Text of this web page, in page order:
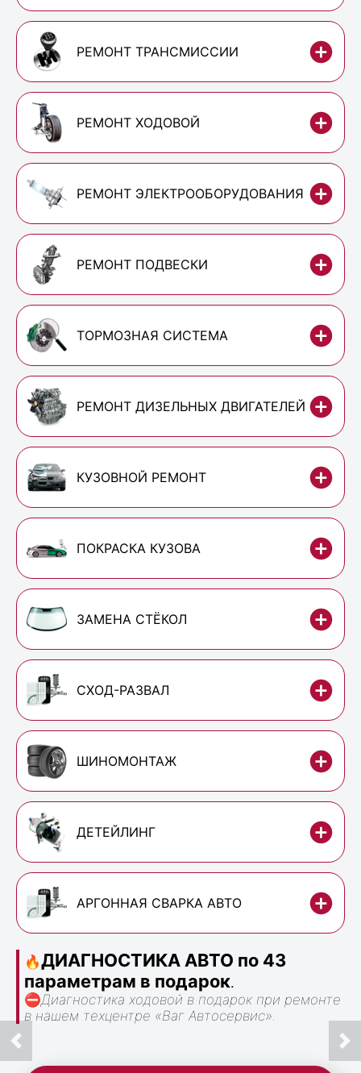
РЕМОНТ ТРАНСМИССИИ
РЕМОНТ ХОДОВОЙ
РЕМОНТ ЭЛЕКТРООБОРУДОВАНИЯ
РЕМОНТ ПОДВЕСКИ
ТОРМОЗНАЯ СИСТЕМА
РЕМОНТ ДИЗЕЛЬНЫХ ДВИГАТЕЛЕЙ
КУЗОВНОЙ РЕМОНТ
ПОКРАСКА КУЗОВА
ЗАМЕНА СТЁКОЛ
СХОД-РАЗВАЛ
ШИНОМОНТАЖ
ДЕТЕЙЛИНГ
АРГОННАЯ СВАРКА АВТО
🔥ДИАГНОСТИКА АВТО по 43
параметрам в подарок.
⛔Диагностика ходовой в подарок при ремонте
в нашем техцентре «Ваг Автосервис».